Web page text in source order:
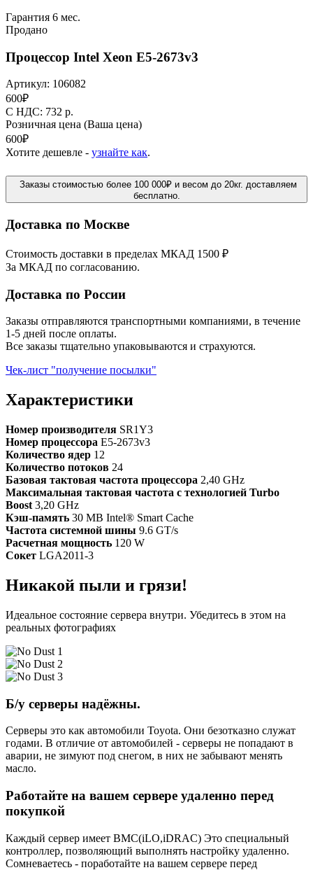
Гарантия 6 мес.
Продано
Процессор Intel Xeon E5-2673v3
Артикул: 106082
600₽
C НДС: 732 р.
Розничная цена (Ваша цена)
600₽
Хотите дешевле - узнайте как.
Заказы стоимостью более 100 000₽ и весом до 20кг. доставляем
бесплатно.
Доставка по Москве
Стоимость доставки в пределах МКАД 1500 ₽
За МКАД по согласованию.
Доставка по России
Заказы отправляются транспортными компаниями, в течение
1-5 дней после оплаты.
Все заказы тщательно упаковываются и страхуются.
Чек-лист "получение посылки"
Характеристики
Номер производителя SR1Y3
Номер процессора E5-2673v3
Количество ядер 12
Количество потоков 24
Базовая тактовая частота процессора 2,40 GHz
Максимальная тактовая частота с технологией Turbo
Boost 3,20 GHz
Кэш-память 30 MB Intel® Smart Cache
Частота системной шины 9.6 GT/s
Расчетная мощность 120 W
Сокет LGA2011-3
Никакой пыли и грязи!
Идеальное состояние сервера внутри. Убедитесь в этом на
реальных фотографиях
Б/у серверы надёжны.
Серверы это как автомобили Toyota. Они безотказно служат
годами. В отличие от автомобилей - серверы не попадают в
аварии, не зимуют под снегом, в них не забывают менять
масло.
Работайте на вашем сервере удаленно перед
покупкой
Каждый сервер имеет BMC(iLO,iDRAC) Это специальный
контроллер, позволяющий выполнять настройку удаленно.
Сомневаетесь - поработайте на вашем сервере перед